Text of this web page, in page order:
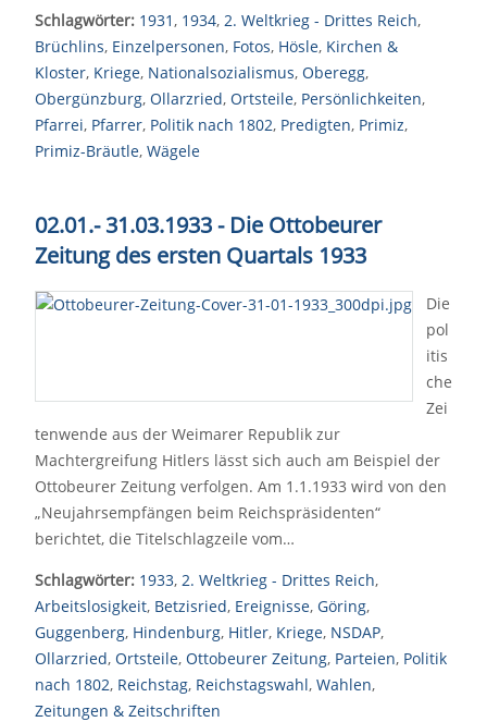
Schlagwörter: 1931, 1934, 2. Weltkrieg - Drittes Reich,
Brüchlins, Einzelpersonen, Fotos, Hösle, Kirchen &
Kloster, Kriege, Nationalsozialismus, Oberegg,
Obergünzburg, Ollarzried, Ortsteile, Persönlichkeiten,
Pfarrei, Pfarrer, Politik nach 1802, Predigten, Primiz,
Primiz-Bräutle, Wägele
02.01.- 31.03.1933 - Die Ottobeurer
Zeitung des ersten Quartals 1933
Die
pol
itis
che
Zei
tenwende aus der Weimarer Republik zur
Machtergreifung Hitlers lässt sich auch am Beispiel der
Ottobeurer Zeitung verfolgen. Am 1.1.1933 wird von den
„Neujahrsempfängen beim Reichspräsidenten“
berichtet, die Titelschlagzeile vom…
Schlagwörter: 1933, 2. Weltkrieg - Drittes Reich,
Arbeitslosigkeit, Betzisried, Ereignisse, Göring,
Guggenberg, Hindenburg, Hitler, Kriege, NSDAP,
Ollarzried, Ortsteile, Ottobeurer Zeitung, Parteien, Politik
nach 1802, Reichstag, Reichstagswahl, Wahlen,
Zeitungen & Zeitschriften